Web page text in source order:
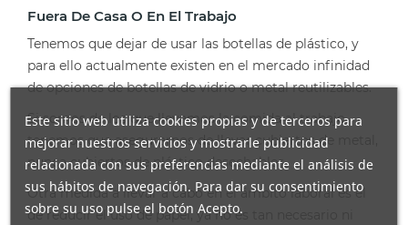
Fuera De Casa O En El Trabajo
Tenemos que dejar de usar las botellas de plástico, y
para ello actualmente existen en el mercado infinidad
de opciones de botellas de vidrio o metal reutilizables.
Si somos de los que llevamos la comida al trabajo,
tenemos que asegurarnos de llevar cubiertos de metal,
nunca cubiertos de plástico desechables.
Otra medida a llevar a cabo en el ámbito laboral es el
de reducir el uso de papel, ya no es tan necesario ni
Este sitio web utiliza cookies propias y de terceros para
mejorar nuestros servicios y mostrarle publicidad
relacionada con sus preferencias mediante el análisis de
sus hábitos de navegación. Para dar su consentimiento
sobre su uso pulse el botón Acepto.